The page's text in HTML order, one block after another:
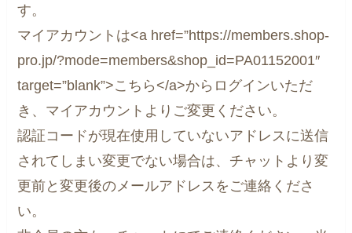
す。
マイアカウントは<a href=”https://members.shop-
pro.jp/?mode=members&shop_id=PA01152001″
target=”blank”>こちら</a>からログインいただ
き、マイアカウントよりご変更ください。
認証コードが現在使用していないアドレスに送信
されてしまい変更でない場合は、チャットより変
更前と変更後のメールアドレスをご連絡くださ
い。